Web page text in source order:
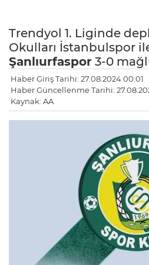
Trendyol 1. Liginde
Okulları İstanbulspor
Şanlıurfaspor 3-0
Haber Giriş Tarihi: 27.08.2024 00:01
Haber Güncellenme Tarihi:
Kaynak: AA